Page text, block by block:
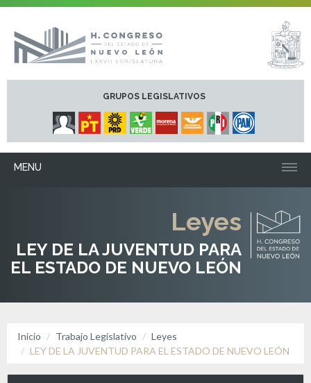
GRUPOS LEGISLATIVOS
MENU
Leyes
LEY DE LA JUVENTUD PARA
EL ESTADO DE NUEVO LEÓN
Inicio Trabajo Legislativo
Leyes
LEY DE LA JUVENTUD PARA EL ESTADO DE NUEVO LEÓN